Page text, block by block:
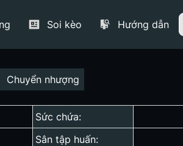
Soi kèo Hướng dẫn
Chuyển nhượng
Sức chứa:
Sân tập huấn: